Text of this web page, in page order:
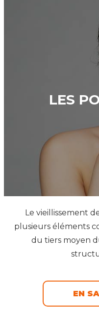
LES
Le vieillissement
plusieurs éléments
du tiers moyen
EN